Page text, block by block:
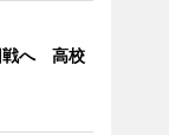
戦へ 高校